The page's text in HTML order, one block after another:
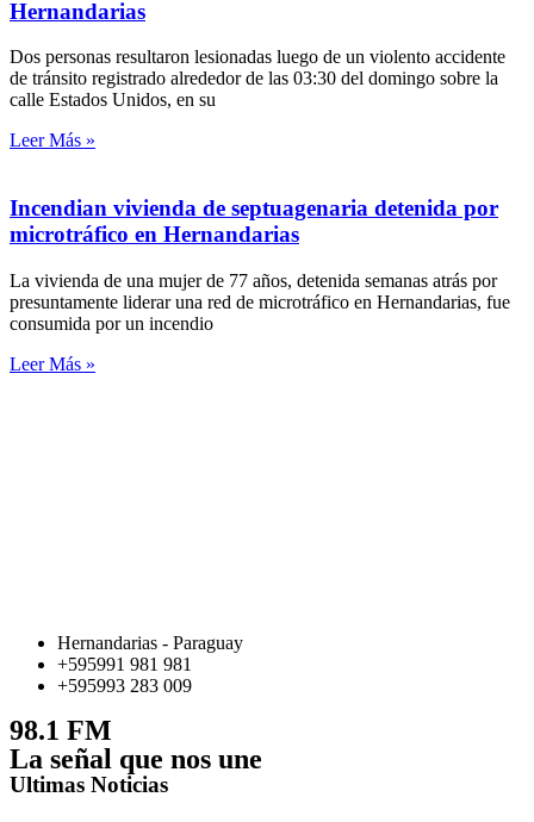
Hernandarias
Dos personas resultaron lesionadas luego de un violento accidente
de tránsito registrado alrededor de las 03:30 del domingo sobre la
calle Estados Unidos, en su
Leer Más »
Incendian vivienda de septuagenaria detenida por
microtráfico en Hernandarias
La vivienda de una mujer de 77 años, detenida semanas atrás por
presuntamente liderar una red de microtráfico en Hernandarias, fue
consumida por un incendio
Leer Más »
Hernandarias - Paraguay
+595991 981 981
+595993 283 009
98.1 FM
La señal que nos une
Ultimas Noticias